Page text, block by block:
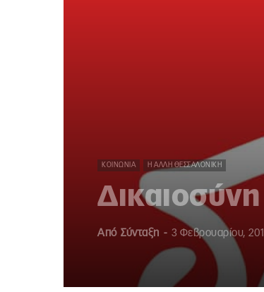
ΚΟΙΝΩΝΊΑ Η ΆΛΛΗ ΘΕΣΣΑΛΟΝΊΚΗ
Από Σύνταξη - 3 Φεβρουαρίου,